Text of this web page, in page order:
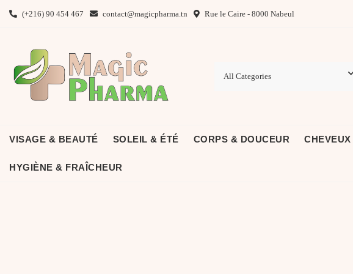
(+216) 90 454 467 contact@magicpharma.tn Rue le Caire - 8000 Nabeul
VISAGE & BEAUTÉ SOLEIL & ÉTÉ CORPS & DOUCEUR
HYGIÈNE & FRAÎCHEUR